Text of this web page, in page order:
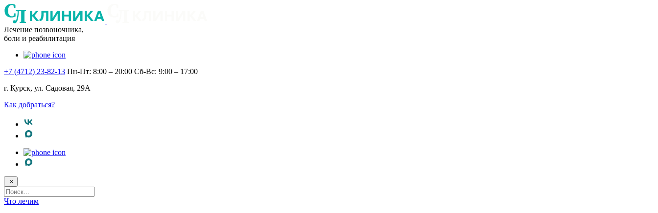
Лечение позвоночника,
боли и реабилитация
+7 (4712) 23-82-13 Пн-Пт: 8:00 – 20:00 Сб-Вс: 9:00 – 17:00
г. Курск, ул. Садовая, 29А
Как добраться?
×
Поисковый
запрос
Что лечим